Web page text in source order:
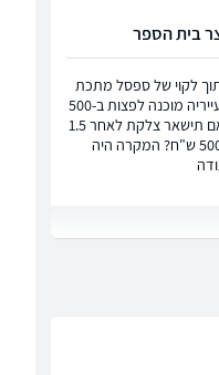
בית הספר
לקוי של ספסל מתכת
בחצר בית הספר. נזקקה לתפרים . העייריה מוכנה לפצות ב-500
ש"ח ובביטוח נאמר לי לפנות אליהם אם תישאר צלקת לאחר 1.5
שנים מהפציעה. האם זהו פיצוי הולם 500 ש"ח? המקרה היה